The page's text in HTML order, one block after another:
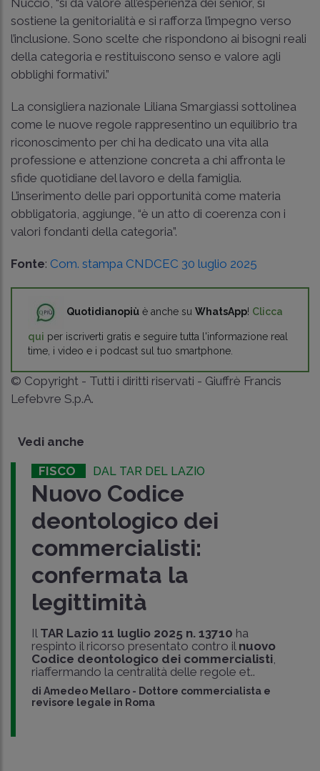
sostiene la genitorialità e si rafforza l’impegno verso
l’inclusione. Sono scelte che rispondono ai bisogni reali
della categoria e restituiscono senso e valore agli
obblighi formativi.”
La consigliera nazionale Liliana Smargiassi sottolinea
come le nuove regole rappresentino un equilibrio tra
riconoscimento per chi ha dedicato una vita alla
professione e attenzione concreta a chi affronta le
sfide quotidiane del lavoro e della famiglia.
L’inserimento delle pari opportunità come materia
obbligatoria, aggiunge, “è un atto di coerenza con i
valori fondanti della categoria”.
Fonte: Com. stampa CNDCEC 30 luglio 2025
Quotidianopiù è anche su WhatsApp! Clicca
qui per iscriverti gratis e seguire tutta l'informazione real
time, i video e i podcast sul tuo smartphone.
© Copyright - Tutti i diritti riservati - Giuffrè Francis
Lefebvre S.p.A.
Vedi anche
FISCO DAL TAR DEL LAZIO
Nuovo Codice
deontologico dei
commercialisti:
confermata la
legittimità
Il TAR Lazio 11 luglio 2025 n. 13710 ha
respinto il ricorso presentato contro il nuovo
Codice deontologico dei commercialisti,
riaffermando la centralità delle regole et..
di Amedeo Mellaro - Dottore commercialista e
revisore legale in Roma